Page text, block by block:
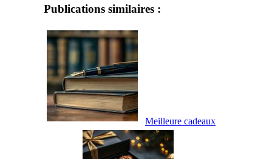
Publications similaires :
Meilleure cadeaux